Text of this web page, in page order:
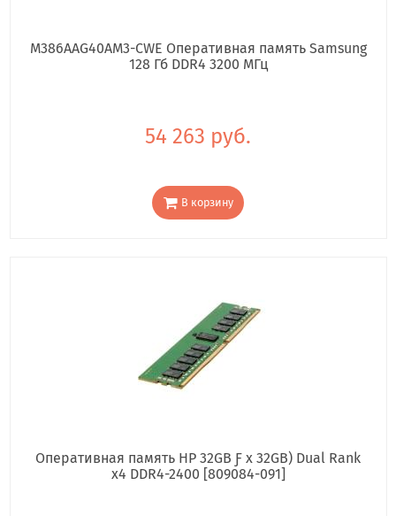
M386AAG40AM3-CWE Оперативная память Samsung
128 Гб DDR4 3200 МГц
54 263 руб.
В корзину
Оперативная память HP 32GB Ƒ x 32GB) Dual Rank
x4 DDR4-2400 [809084-091]